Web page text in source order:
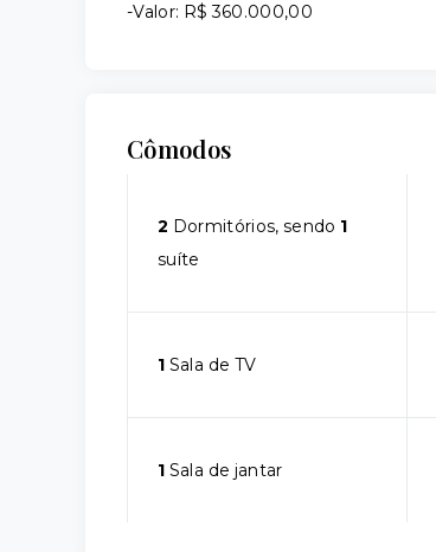
-Valor: R$ 360.000,00
Cômodos
2 Dormitórios, sendo 1
suíte
1 Sala de TV
1 Sala de jantar